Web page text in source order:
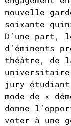
nouvelle
soixante
D’une part,
d’éminents
théâtre, de
jury
mode de «
donne
voter à une